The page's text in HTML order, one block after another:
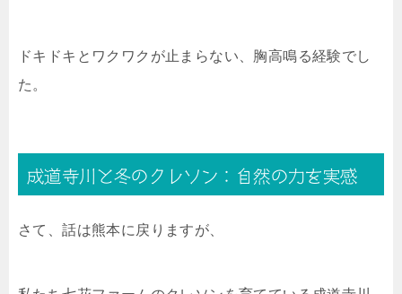
ドキドキとワクワクが止まらない、胸高鳴る経験でし
た。
成道寺川と冬のクレソン：自然の力を実感
さて、話は熊本に戻りますが、